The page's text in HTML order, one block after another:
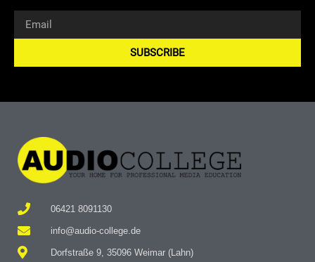
SUBSCRIBE
06421 8091130
info@audio-college.de
Dorfstraße 9, 35096 Weimar (Lahn)